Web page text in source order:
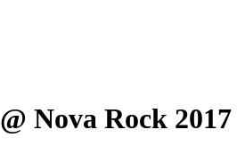
Nova Rock 2017